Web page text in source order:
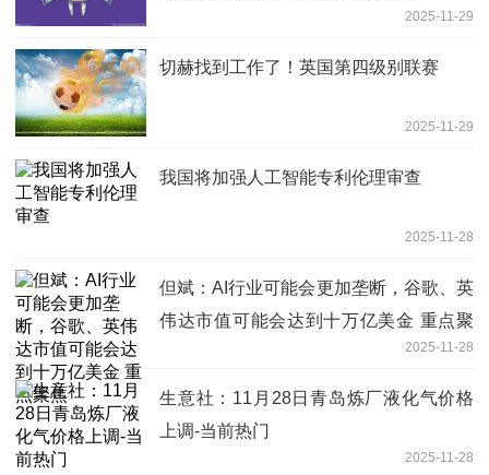
2025-11-29
切赫找到工作了！英国第四级别联赛
2025-11-29
我国将加强人工智能专利伦理审查
2025-11-28
但斌：AI行业可能会更加垄断，谷歌、英
伟达市值可能会达到十万亿美金 重点聚
2025-11-28
生意社：11月28日青岛炼厂液化气价格
上调-当前热门
2025-11-28